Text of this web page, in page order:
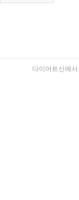
다이어트신에